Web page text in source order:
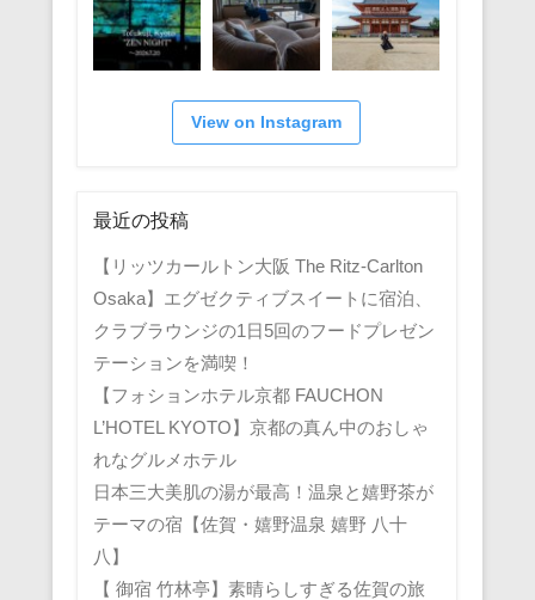
View on Instagram
最近の投稿
【リッツカールトン大阪 The Ritz-Carlton
Osaka】エグゼクティブスイートに宿泊、
クラブラウンジの1日5回のフードプレゼン
テーションを満喫！
【フォションホテル京都 FAUCHON
L’HOTEL KYOTO】京都の真ん中のおしゃ
れなグルメホテル
日本三大美肌の湯が最高！温泉と嬉野茶が
テーマの宿【佐賀・嬉野温泉 嬉野 八十
八】
【 御宿 竹林亭】素晴らしすぎる佐賀の旅